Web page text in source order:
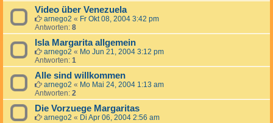
Video über Venezuela
arnego2 « Fr Okt 08, 2004 3:42 pm
Antworten: 8
Isla Margarita allgemein
arnego2 « Mo Jun 21, 2004 3:12 pm
Antworten: 1
Alle sind willkommen
arnego2 « Mo Mai 24, 2004 1:13 am
Antworten: 2
Die Vorzuege Margaritas
arnego2 « Di Apr 06, 2004 2:56 am